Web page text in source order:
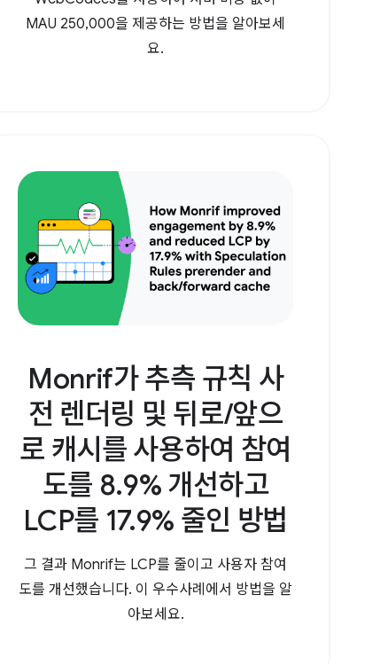
MAU 250,000을 제공하는 방법을 알아보세
요.
Monrif가 추측 규칙 사
전 렌더링 및 뒤로/앞으
로 캐시를 사용하여 참여
도를 8.9% 개선하고
LCP를 17.9% 줄인 방법
그 결과 Monrif는 LCP를 줄이고 사용자 참여
도를 개선했습니다. 이 우수사례에서 방법을 알
아보세요.